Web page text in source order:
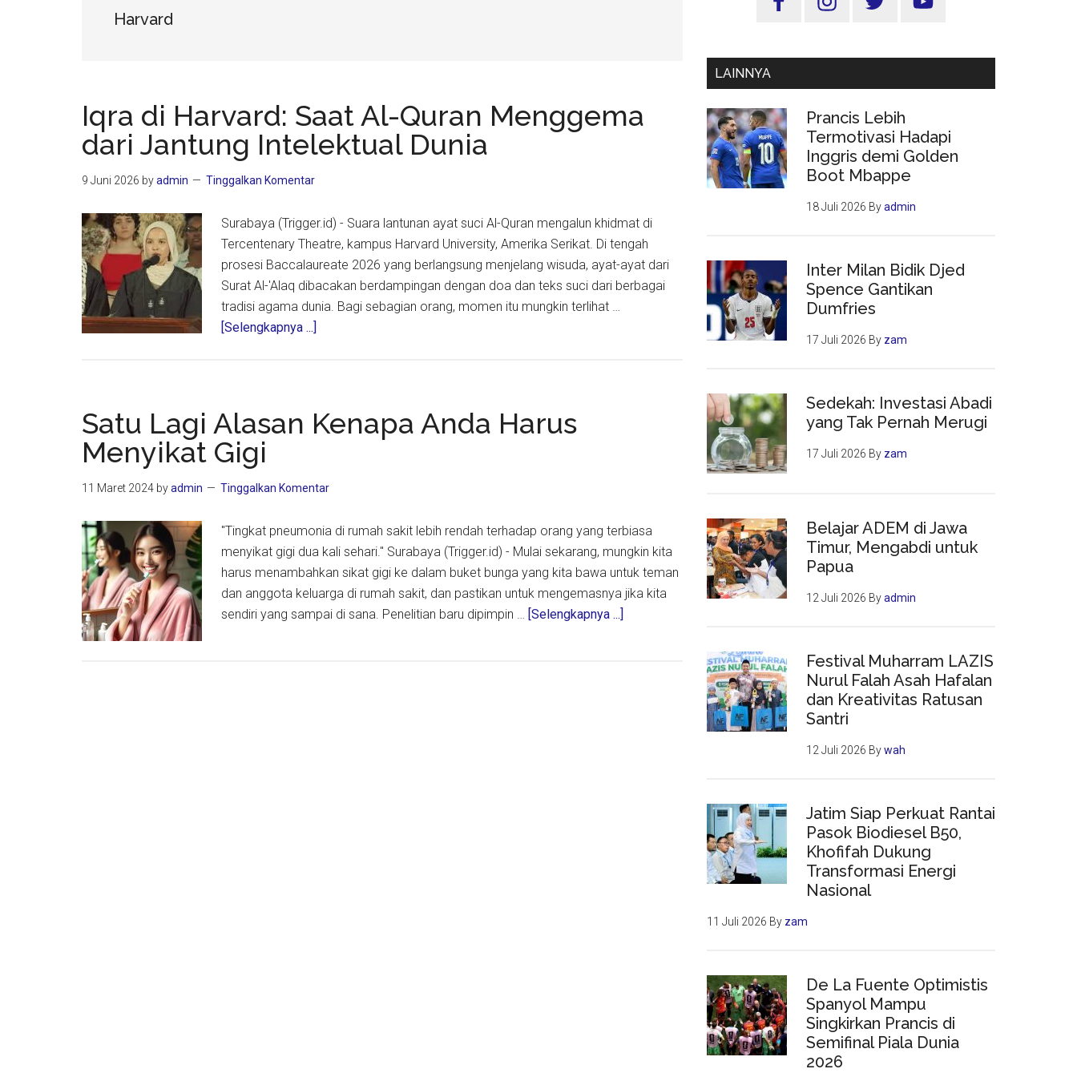
Harvard
Iqra di Harvard: Saat Al-Quran Menggema
dari Jantung Intelektual Dunia
9 Juni 2026 byadmin Tinggalkan Komentar
Surabaya (Trigger.id) - Suara lantunan ayat suci Al-Quran mengalun khidmat di
Tercentenary Theatre, kampus Harvard University, Amerika Serikat. Di tengah
prosesi Baccalaureate 2026 yang berlangsung menjelang wisuda, ayat-ayat dari
Surat Al-'Alaq dibacakan berdampingan dengan doa dan teks suci dari berbagai
tradisi agama dunia. Bagi sebagian orang, momen itu mungkin terlihat …
[Selengkapnya ...]
Saat
Al-
dari
Intelektual
Dunia
Satu Lagi Alasan Kenapa Anda Harus
Menyikat Gigi
11 Maret 2024 byadmin Tinggalkan Komentar
"Tingkat pneumonia di rumah sakit lebih rendah terhadap orang yang terbiasa
menyikat gigi dua kali sehari." Surabaya (Trigger.id) - Mulai sekarang, mungkin kita
harus menambahkan sikat gigi ke dalam buket bunga yang kita bawa untuk teman
dan anggota keluarga di rumah sakit, dan pastikan untuk mengemasnya jika kita
sendiri yang sampai di sana. Penelitian baru dipimpin … [Selengkapnya ...]
Utama
LAINNYA
Prancis Lebih
Termotivasi Hadapi
Inggris demi Golden
Boot Mbappe
18 Juli 2026 Byadmin
Inter Milan Bidik Djed
Spence Gantikan
Dumfries
17 Juli 2026 By zam
Sedekah: Investasi Abadi
yang Tak Pernah Merugi
17 Juli 2026 By zam
Belajar ADEM di Jawa
Timur, Mengabdi untuk
Papua
12 Juli 2026 Byadmin
Festival Muharram LAZIS
Nurul Falah Asah Hafalan
dan Kreativitas Ratusan
Santri
12 Juli 2026 Bywah
Jatim Siap Perkuat Rantai
Pasok Biodiesel B50,
Khofifah Dukung
Transformasi Energi
Nasional
11 Juli 2026 By zam
De La Fuente Optimistis
Spanyol Mampu
Singkirkan Prancis di
Semifinal Piala Dunia
2026